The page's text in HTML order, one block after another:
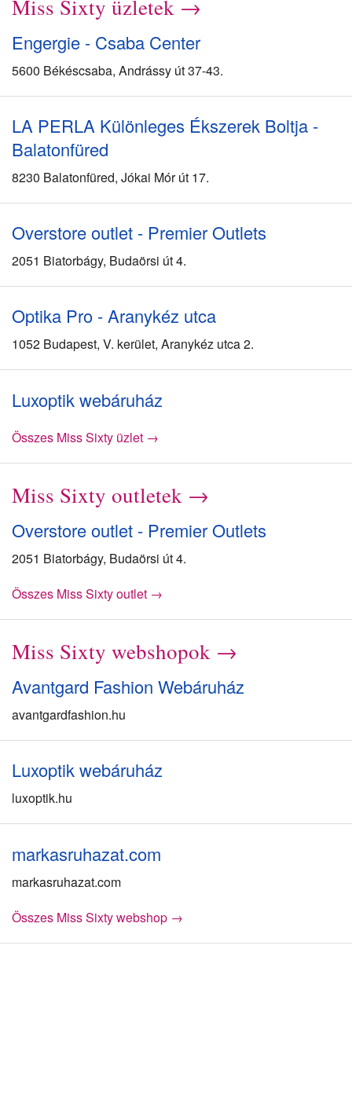
Miss Sixty üzletek →
Engergie - Csaba Center
5600 Békéscsaba, Andrássy út 37-43.
LA PERLA Különleges Ékszerek Boltja -
Balatonfüred
8230 Balatonfüred, Jókai Mór út 17.
Overstore outlet - Premier Outlets
2051 Biatorbágy, Budaörsi út 4.
Optika Pro - Aranykéz utca
1052 Budapest, V. kerület, Aranykéz utca 2.
Luxoptik webáruház
Összes Miss Sixty üzlet →
Miss Sixty outletek →
Overstore outlet - Premier Outlets
2051 Biatorbágy, Budaörsi út 4.
Összes Miss Sixty outlet →
Miss Sixty webshopok →
Avantgard Fashion Webáruház
avantgardfashion.hu
Luxoptik webáruház
luxoptik.hu
markasruhazat.com
markasruhazat.com
Összes Miss Sixty webshop →